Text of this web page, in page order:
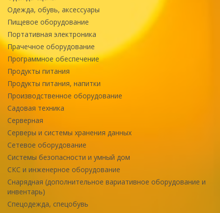
Одежда, обувь, аксессуары
Пищевое оборудование
Портативная электроника
Прачечное оборудование
Программное обеспечение
Продукты питания
Продукты питания, напитки
Производственное оборудование
Садовая техника
Серверная
Серверы и системы хранения данных
Сетевое оборудование
Системы безопасности и умный дом
СКС и инженерное оборудование
Снарядная (дополнительное вариативное оборудование и
инвентарь)
Спецодежда, спецобувь